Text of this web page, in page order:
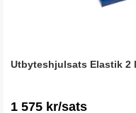
Utbyteshjulsats Elastik 2
1 575 kr/sats